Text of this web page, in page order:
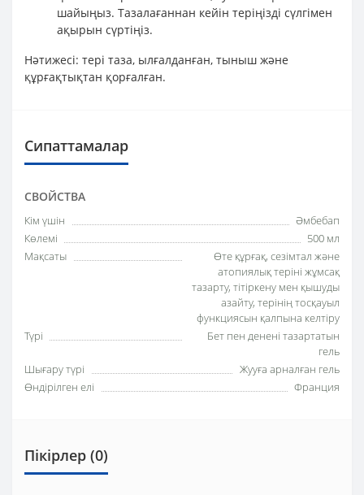
шайыңыз. Тазалағаннан кейін теріңізді сүлгімен
ақырын сүртіңіз.
Нәтижесі: тері таза, ылғалданған, тыныш және
құрғақтықтан қорғалған.
Сипаттамалар
СВОЙСТВА
Кім үшін
Әмбебап
Көлемі
500 мл
Мақсаты
Өте құрғақ, сезімтал және
атопиялық теріні жұмсақ
тазарту, тітіркену мен қышуды
азайту, терінің тосқауыл
функциясын қалпына келтіру
Түрі
Бет пен денені тазартатын
гель
Шығару түрі
Жууға арналған гель
Өндірілген елі
Франция
Пікірлер (0)